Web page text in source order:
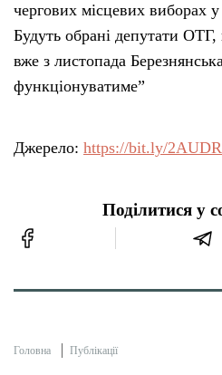
чергових місцевих виборах
Будуть обрані депутати
вже з листопада
функціонуватиме”
Джерело: https://bit.ly/
Поділитися у
Головна Публікації